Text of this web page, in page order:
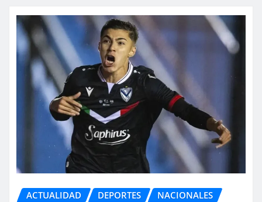
ACTUALIDAD DEPORTES NACIONALES